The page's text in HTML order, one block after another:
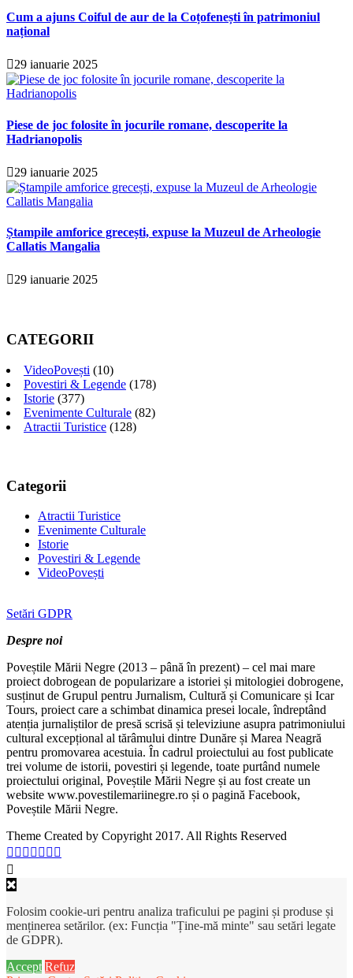
Cum a ajuns Coiful de aur de la Coțofenești în patrimoniul
național
29 ianuarie 2025
Piese de joc folosite în jocurile romane, descoperite la
Hadrianopolis
29 ianuarie 2025
Ștampile amforice grecești, expuse la Muzeul de Arheologie
Callatis Mangalia
29 ianuarie 2025
CATEGORII
VideoPovești (10)
Povestiri & Legende (178)
Istorie (377)
Evenimente Culturale (82)
Atractii Turistice (128)
Categorii
Atractii Turistice
Evenimente Culturale
Istorie
Povestiri & Legende
VideoPovești
Setări GDPR
Despre noi
Poveștile Mării Negre (2013 – până în prezent) – cel mai mare
proiect dobrogean de popularizare a istoriei și mitologiei dobrogene,
susținut de Grupul pentru Jurnalism, Cultură și Comunicare și Icar
Tours, proiect care a schimbat dinamica presei locale, îndreptând
atenția jurnaliștilor de presă scrisă și televiziune asupra patrimoniului
cultural excepțional al tărâmului dintre Dunăre și Marea Neagră
pentru promovarea acestuia. În cadrul proiectului au fost publicate
trei volume de istorii, povestiri și legende, toate purtând numele
proiectului original, Poveștile Mării Negre și au fost create un
website www.povestilemariinegre.ro și o pagină Facebook,
Poveștile Mării Negre.
Theme Created by Copyright 2017. All Rights Reserved
Folosim cookie-uri pentru analiza traficului pe pagini și produse și
menținerea setărilor. (ex: Funcția "Ține-mă minte" sau setări legate
de GDPR).
Accept Refuz